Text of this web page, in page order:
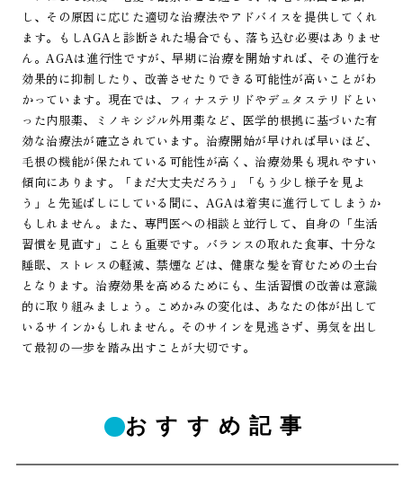
し、その原因に応じた適切な治療法やアドバイスを提供してくれ
ます。もしAGAと診断された場合でも、落ち込む必要はありませ
ん。AGAは進行性ですが、早期に治療を開始すれば、その進行を
効果的に抑制したり、改善させたりできる可能性が高いことがわ
かっています。現在では、フィナステリドやデュタステリドとい
った内服薬、ミノキシジル外用薬など、医学的根拠に基づいた有
効な治療法が確立されています。治療開始が早ければ早いほど、
毛根の機能が保たれている可能性が高く、治療効果も現れやすい
傾向にあります。「まだ大丈夫だろう」「もう少し様子を見よ
う」と先延ばしにしている間に、AGAは着実に進行してしまうか
もしれません。また、専門医への相談と並行して、自身の「生活
習慣を見直す」ことも重要です。バランスの取れた食事、十分な
睡眠、ストレスの軽減、禁煙などは、健康な髪を育むための土台
となります。治療効果を高めるためにも、生活習慣の改善は意識
的に取り組みましょう。こめかみの変化は、あなたの体が出して
いるサインかもしれません。そのサインを見逃さず、勇気を出し
て最初の一歩を踏み出すことが大切です。
おすすめ記事